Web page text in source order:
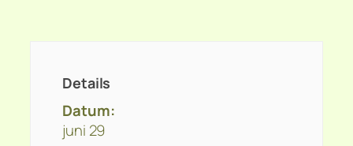
Details
Datum:
juni 29